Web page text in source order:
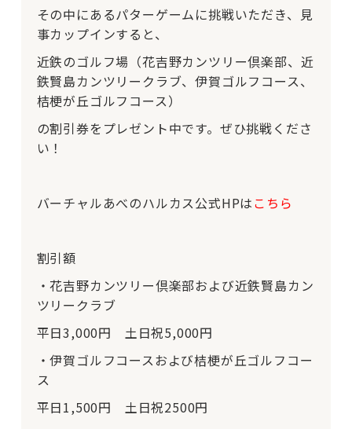
その中にあるパターゲームに挑戦いただき、見
事カップインすると、
近鉄のゴルフ場（花吉野カンツリー倶楽部、近
鉄賢島カンツリークラブ、伊賀ゴルフコース、
桔梗が丘ゴルフコース）
の割引券をプレゼント中です。ぜひ挑戦くださ
い！
バーチャルあべのハルカス公式HPはこちら
割引額
・花吉野カンツリー倶楽部および近鉄賢島カン
ツリークラブ
平日3,000円 土日祝5,000円
・伊賀ゴルフコースおよび桔梗が丘ゴルフコー
ス
平日1,500円 土日祝2500円